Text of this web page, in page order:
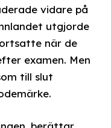
vidare på
utgjorde
när de
examen. Men
till slut